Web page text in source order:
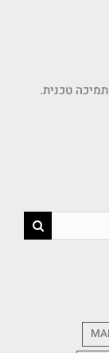
טכנית.